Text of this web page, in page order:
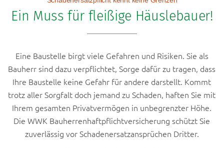
Ein Muss für fleißige Häuslebauer!
Eine Baustelle birgt viele Gefahren und Risiken. Sie als
Bauherr sind dazu verpflichtet, Sorge dafür zu tragen, dass
Ihre Baustelle keine Gefahr für andere darstellt. Kommt
trotz aller Sorgfalt doch jemand zu Schaden, haften Sie mit
Ihrem gesamten Privatvermögen in unbegrenzter Höhe.
Die WWK Bauherrenhaftpflichtversicherung schützt Sie
zuverlässig vor Schadenersatzansprüchen Dritter.